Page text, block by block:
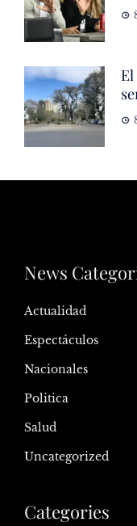
News
Actualidad
Espectáculos
Nacionales
Politica
Salud
Uncategorized
Categories